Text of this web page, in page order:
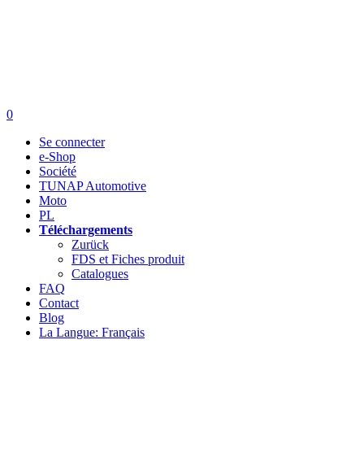
0
Se connecter
e-Shop
Société
TUNAP Automotive
Moto
PL
Téléchargements
Zurück
FDS et Fiches produit
Catalogues
FAQ
Contact
Blog
La Langue: Français